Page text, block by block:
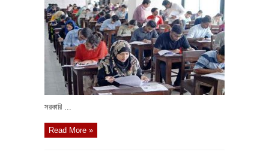
সরকারি ...
Read More »